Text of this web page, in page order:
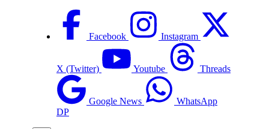
Facebook Instagram
X (Twitter) Youtube Threads
Google News
WhatsApp
DP